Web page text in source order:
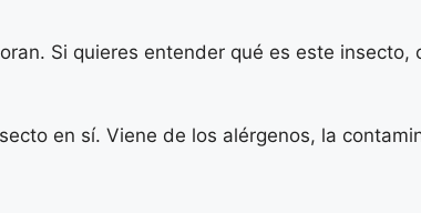
Si quieres entender qué es este insecto,
en sí. Viene de los alérgenos, la